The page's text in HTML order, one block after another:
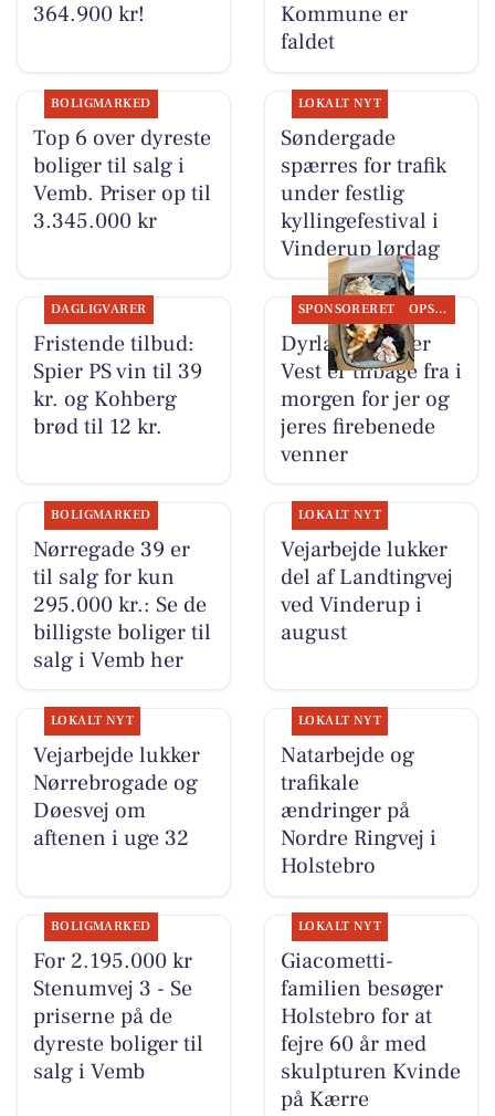
364.900 kr!
Kommune er
faldet
BOLIGMARKED
Top 6 over dyreste
boliger til salg i
Vemb. Priser op til
3.345.000 kr
LOKALT NYT
Søndergade
spærres for trafik
under festlig
kyllingefestival i
Vinderup lørdag
DAGLIGVARER
Fristende tilbud:
Spier PS vin til 39
kr. og Kohberg
brød til 12 kr.
SPONSORERET OPSLAGSTAVLEN
Dyrlæge Center
Vest er tilbage fra i
morgen for jer og
jeres firebenede
venner
BOLIGMARKED
Nørregade 39 er
til salg for kun
295.000 kr.: Se de
billigste boliger til
salg i Vemb her
LOKALT NYT
Vejarbejde lukker
del af Landtingvej
ved Vinderup i
august
LOKALT NYT
Vejarbejde lukker
Nørrebrogade og
Døesvej om
aftenen i uge 32
LOKALT NYT
Natarbejde og
trafikale
ændringer på
Nordre Ringvej i
Holstebro
BOLIGMARKED
For 2.195.000 kr
Stenumvej 3 - Se
priserne på de
dyreste boliger til
salg i Vemb
LOKALT NYT
Giacometti-
familien besøger
Holstebro for at
fejre 60 år med
skulpturen Kvinde
på Kærre